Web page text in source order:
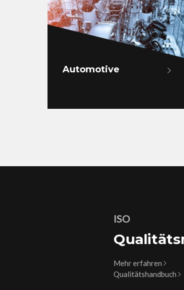
Automotive
ISO
Mehr erfahren
Qualitätshandbuch